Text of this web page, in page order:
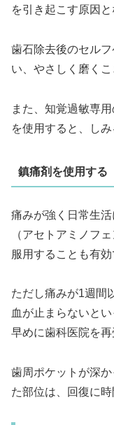
を引き起こす原因
歯石除去後のセル
い、やさしく磨くこ
また、知覚過敏専
を使用すると、し
鎮痛剤を使用する
痛みが強く日常生
（アセトアミノフ
服用することも有効
ただし痛みが1週間
血が止まらないと
早めに歯科医院を再
歯周ポケットが深
た部位は、回復に